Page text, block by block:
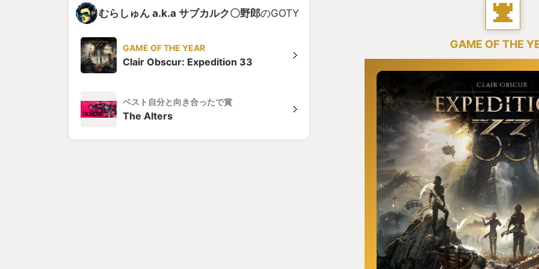
むらしゅん a.k.a サブカルク〇野郎のGOTY
GAME OF THE YEAR
Clair Obscur: Expedition 33
ベスト自分と向き合ったで賞
The Alters
GAME OF THE